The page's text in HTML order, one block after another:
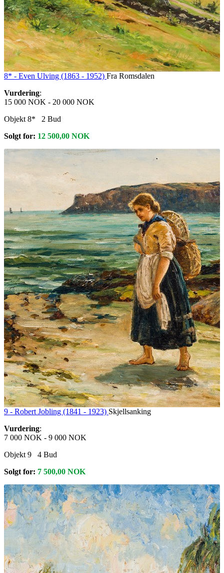
8* - Even Ulving (1863 - 1952) Fra Romsdalen
Vurdering:
15 000 NOK - 20 000 NOK
Objekt 8*
2 Bud
Solgt for: 12 500,00 NOK
9 - Robert Jobling (1841 - 1923) Skjellsanking
Vurdering:
7 000 NOK - 9 000 NOK
Objekt 9
4 Bud
Solgt for: 7 500,00 NOK